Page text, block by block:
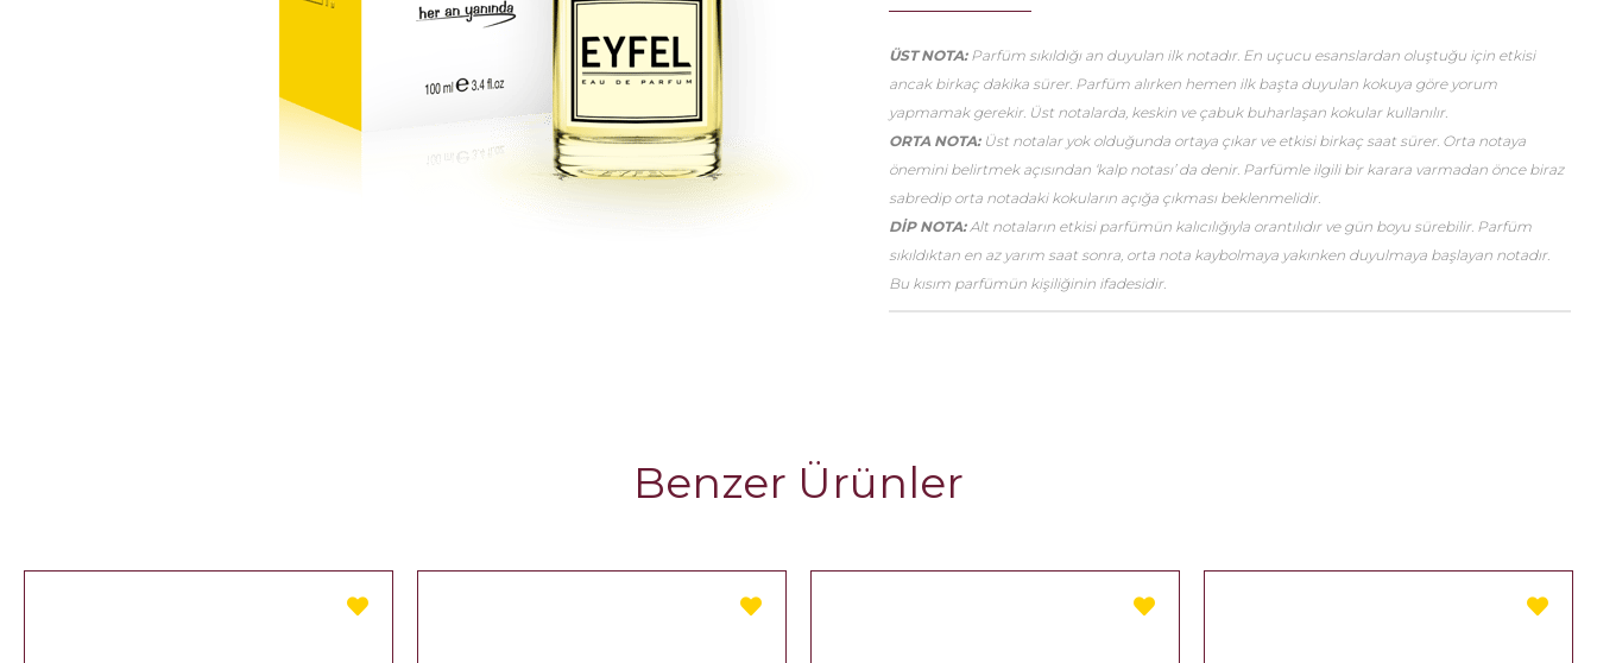
ÜST NOTA:Parfüm sıkıldığı an duyulan ilk notadır. En uçucu esanslardan oluştuğu için etkisi
ancak birkaç dakika sürer. Parfüm alırken hemen ilk başta duyulan kokuya göre yorum
yapmamak gerekir. Üst notalarda, keskin ve çabuk buharlaşan kokular kullanılır.
ORTA NOTA: Üst notalar yok olduğunda ortaya çıkar ve etkisi birkaç saat sürer. Orta notaya
önemini belirtmek açısından ‘kalp notası’ da denir. Parfümle ilgili bir karara varmadan önce biraz
sabredip orta notadaki kokuların açığa çıkması beklenmelidir.
DİP NOTA:Alt notaların etkisi parfümün kalıcılığıyla orantılıdır ve gün boyu sürebilir. Parfüm
sıkıldıktan en az yarım saat sonra, orta nota kaybolmaya yakınken duyulmaya başlayan notadır.
Bu kısım parfümün kişiliğinin ifadesidir.
Benzer Ürünler